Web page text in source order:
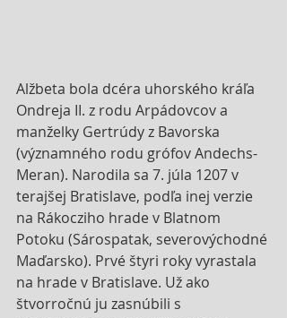
Alžbeta bola dcéra uhorského kráľa
Ondreja II. z rodu Arpádovcov a
manželky Gertrúdy z Bavorska
(významného rodu grófov Andechs-
Meran). Narodila sa 7. júla 1207 v
terajšej Bratislave, podľa inej verzie
na Rákocziho hrade v Blatnom
Potoku (Sárospatak, severovýchodné
Maďarsko). Prvé štyri roky vyrastala
na hrade v Bratislave. Už ako
štvorročnú ju zasnúbili s